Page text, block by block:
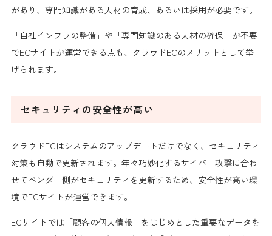
があり、専門知識がある人材の育成、あるいは採用が必要です。
「自社インフラの整備」や「専門知識のある人材の確保」が不要
でECサイトが運営できる点も、クラウドECのメリットとして挙
げられます。
セキュリティの安全性が高い
クラウドECはシステムのアップデートだけでなく、セキュリティ
対策も自動で更新されます。年々巧妙化するサイバー攻撃に合わ
せてベンダー側がセキュリティを更新するため、安全性が高い環
境でECサイトが運営できます。
ECサイトでは「顧客の個人情報」をはじめとした重要なデータを